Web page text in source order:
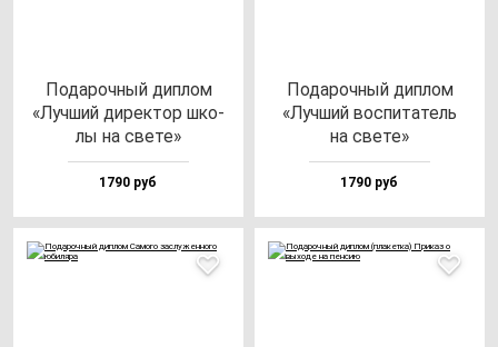
Пода­роч­ный дип­лом
«Луч­ший ди­рек­тор шко­
лы на све­те»
1790 руб
Пода­роч­ный дип­лом
«Луч­ший вос­пи­та­тель
на све­те»
1790 руб